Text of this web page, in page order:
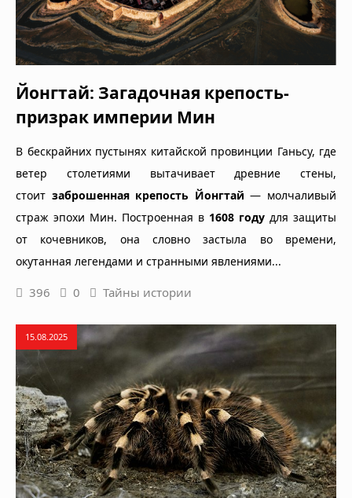
Йонгтай: Загадочная крепость-
призрак империи Мин
В бескрайних пустынях китайской провинции Ганьсу, где
ветер столетиями вытачивает древние стены,
стоит заброшенная крепость Йонгтай — молчаливый
страж эпохи Мин. Построенная в 1608 году для защиты
от кочевников, она словно застыла во времени,
окутанная легендами и странными явлениями...
396 0 Тайны истории
15.08.2025